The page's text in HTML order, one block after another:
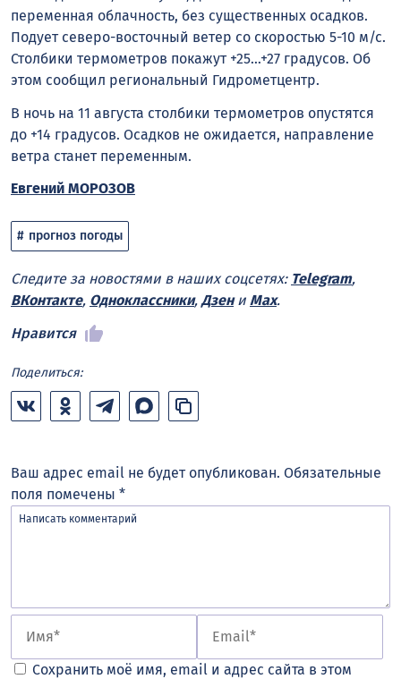
переменная облачность, без существенных осадков.
Подует северо-восточный ветер со скоростью 5-10 м/с.
Столбики термометров покажут +25…+27 градусов. Об
этом сообщил региональный Гидрометцентр.
В ночь на 11 августа столбики термометров опустятся
до +14 градусов. Осадков не ожидается, направление
ветра станет переменным.
Евгений МОРОЗОВ
прогноз погоды
Следите за новостями в наших соцсетях: Telegram,
ВКонтакте, Одноклассники, Дзени Max.
Нравится
Поделиться:
Ваш адрес email не будет опубликован. Обязательные
поля помечены *
Сохранить моё имя, email и адрес сайта в этом